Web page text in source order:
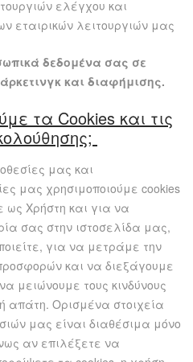
ελέγχου και
εταιρικών λειτουργιών μας
δεδομένα σας σε
και διαφήμισης.
τα Cookies και τις
μας και
μας χρησιμοποιούμε cookies
Χρήστη και για να
σας στην ιστοσελίδα μας,
για να μετράμε την
και να διεξάγουμε
μειώνουμε τους κινδύνους
απάτη. Ορισμένα στοιχεία
μας είναι διαθέσιμα μόνο
αν επιλέξετε να